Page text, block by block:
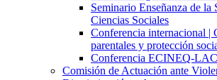
Seminario Enseñanza de la
Ciencias Sociales
Conferencia internacional |
parentales y protección
Conferencia ECINEQ-
Comisión de Actuación ante